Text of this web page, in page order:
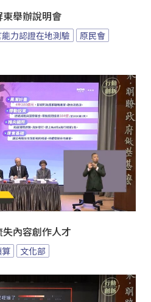
舉辦說明會
力認證在地測驗
原民會
內容創作人才
文化部